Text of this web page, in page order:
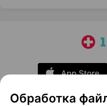
Обработка